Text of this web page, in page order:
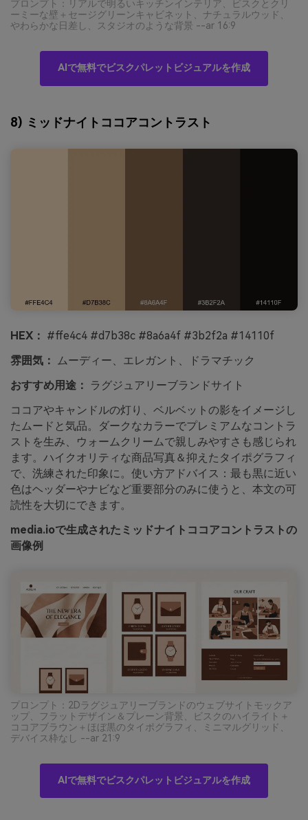
プロンプト：リアルで明るいキッチンインテリア、ビスクとクリ
ーミーな壁＋セージグリーンキャビネット、ナチュラルウッド、
やわらかな日差し、スタジオのような背景 --ar 16:9
AIで無料でビスクパレットビジュアルを作成
8) ミッドナイトココアコントラスト
HEX： #ffe4c4 #d7b38c #8a6a4f #3b2f2a #14110f
雰囲気： ムーディー、エレガント、ドラマチック
おすすめ用途：
ラグジュアリーブランドサイト
ココアやキャンドルの灯り、ベルベットの影をイメージし
たムードと気品。ダークなカラーでプレミアムなコントラ
ストを生み、ウォームクリームで親しみやすさも感じられ
ます。ハイクオリティな商品写真＆抑えたタイポグラフィ
で、洗練された印象に。使い方アドバイス：最も黒に近い
色はヘッダーやナビなど重要部分のみに使うと、本文の可
読性を大切にできます。
media.ioで生成されたミッドナイトココアコントラストの
画像例
プロンプト：2Dラグジュアリーブランドのウェブサイトモックア
ップ、フラットデザイン＆プレーン背景、ビスクのハイライト＋
ココアブラウン＋ほぼ黒のタイポグラフィ、ミニマルグリッド、
デバイス枠なし --ar 21:9
AIで無料でビスクパレットビジュアルを作成